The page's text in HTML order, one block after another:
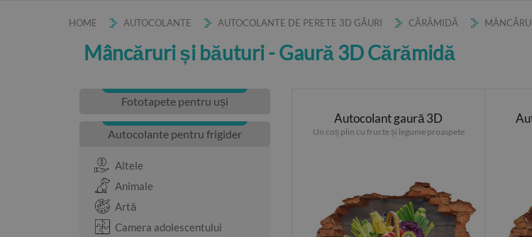
HOME AUTOCOLANTE AUTOCOLANTE DE PERETE 3D GĂURI CĂRĂMIDĂ
Mâncăruri și băuturi - Gaură 3D Cărămidă
Fototapete pentru uși
Autocolante pentru frigider
Altele
Animale
Artă
Camera adolescentului
Autocolant gaură 3D
Un coș plin cu fructe și legume proaspete